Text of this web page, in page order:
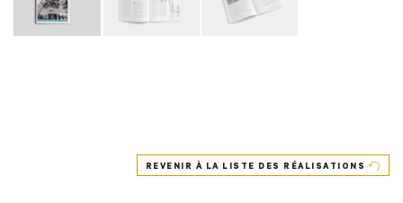
REVENIR À LA LISTE DES RÉALISATIONS